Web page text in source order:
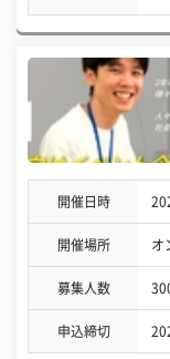
開催日時
開催場所 オ
募集人数
申込締切